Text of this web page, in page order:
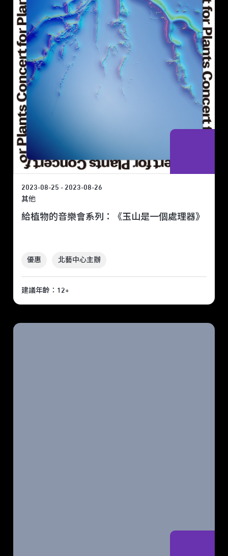
2023-08-25 - 2023-08-26
其他
給植物的音樂會系列：《玉山是一個處理器》
優惠 北藝中心主辦
建議年齡：12+